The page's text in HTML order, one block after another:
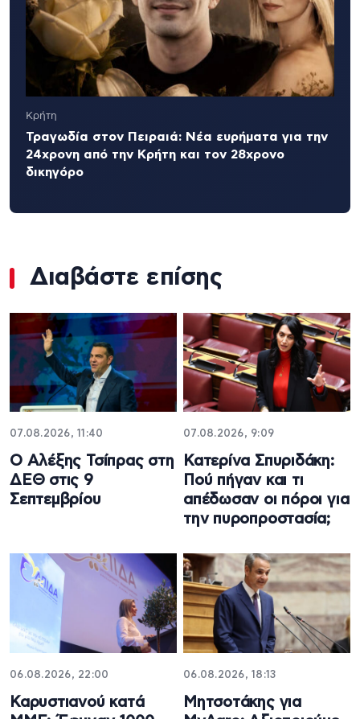
Κρήτη
Τραγωδία στον Πειραιά: Νέα ευρήματα για την
24χρονη από την Κρήτη και τον 28χρονο
δικηγόρο
Διαβάστε επίσης
07.08.2026, 11:40
Ο Αλέξης Τσίπρας στη
ΔΕΘ στις 9
Σεπτεμβρίου
07.08.2026, 9:09
Κατερίνα Σπυριδάκη:
Πού πήγαν και τι
απέδωσαν οι πόροι για
την πυροπροστασία;
06.08.2026, 22:00
Καρυστιανού κατά
06.08.2026, 18:13
Μητσοτάκης για